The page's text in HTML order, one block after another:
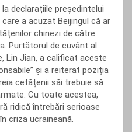
declarațiile președintelui
a acuzat Beijingul că ar
chinezi de către
Purtătorul de cuvânt al
Lin Jian, a calificat aceste
și a reiterat poziția
cetățenii săi trebuie să
Cu toate acestea,
ridică întrebări serioase
criza ucraineană.